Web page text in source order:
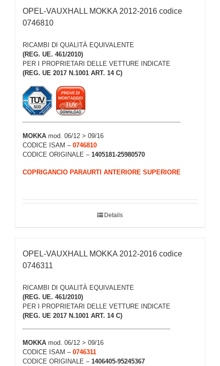
OPEL-VAUXHALL MOKKA 2012-2016 codice
0746810
RICAMBI DI QUALITÀ EQUIVALENTE
(REG. UE. 461/2010)
PER I PROPRIETARI DELLE VETTURE INDICATE
(REG. UE 2017 N.1001 ART. 14 C)
MOKKA mod. 06/12 > 09/16
CODICE ISAM – 0746810
CODICE ORIGINALE – 1405181-25980570
COPRIGANCIO PARAURTI ANTERIORE SUPERIORE
Details
OPEL-VAUXHALL MOKKA 2012-2016 codice
0746311
RICAMBI DI QUALITÀ EQUIVALENTE
(REG. UE. 461/2010)
PER I PROPRIETARI DELLE VETTURE INDICATE
(REG. UE 2017 N.1001 ART. 14 C)
MOKKA mod. 06/12 > 09/16
CODICE ISAM – 0746311
CODICE ORIGINALE – 1406405-95245367